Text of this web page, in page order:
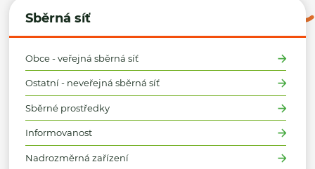
Sběrná síť
Obce - veřejná sběrná síť
Ostatní - neveřejná sběrná síť
Sběrné prostředky
Informovanost
Nadrozměrná zařízení